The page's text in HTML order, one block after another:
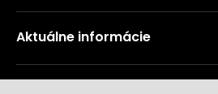
Aktuálne informácie